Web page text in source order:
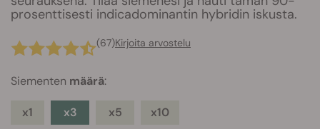
prosenttisesti indicadominantin hybridin iskusta.
(67)Kirjoita arvostelu
Siementen määrä:
x1 x3 x5 x10